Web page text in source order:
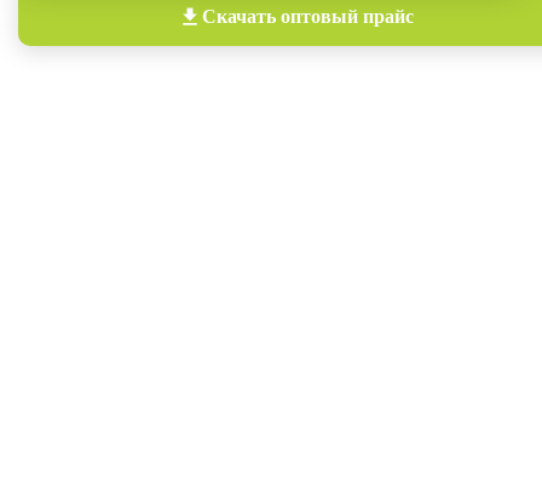
Скачать оптовый прайс